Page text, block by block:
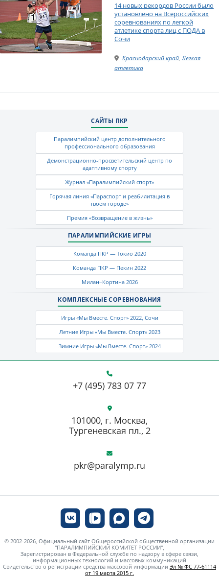
14 новых рекордов России было
установлено на Всероссийских
соревнованиях по легкой
атлетике спорта лиц с ПОДА в
Сочи
Краснодарский край,Легкая
атлетика
САЙТЫ ПКР
Паралимпийский центр дополнительного
профессионального образования
Демонстрационно-просветительский центр по
адаптивному спорту
Журнал «Паралимпийский спорт»
Горячая линия «Параспорт и реабилитация в
твоем городе»
Премия «Возвращение в жизнь»
ПАРАЛИМПИЙСКИЕ ИГРЫ
Команда ПКР — Токио 2020
Команда ПКР — Пекин 2022
Милан–Кортина 2026
КОМПЛЕКСНЫЕ СОРЕВНОВАНИЯ
Игры «Мы Вместе. Спорт» 2022, Сочи
Летние Игры «Мы Вместе. Спорт» 2023
Зимние Игры «Мы Вместе. Спорт» 2024
+7 (495) 783 07 77
pkr@paralymp.ru
101000, г. Москва,
Тургеневская пл., 2
© 2002-2026, Официальный сайт Общероссийской общественной организации
"ПАРАЛИМПИЙСКИЙ КОМИТЕТ РОССИИ",
Зарегистрирован в Федеральной службе по надзору в сфере связи,
информационных технологий и массовых коммуникаций
Свидетельство о регистрации средства массовой информации Эл № ФС 77-61114
от 19 марта 2015 г.